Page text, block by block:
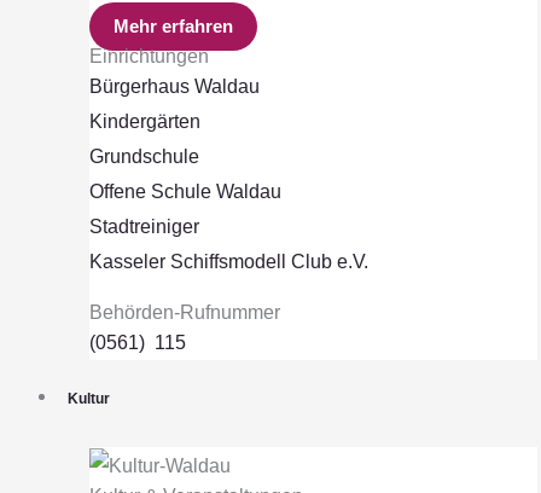
Mehr erfahren
Einrichtungen
Bürgerhaus Waldau
Kindergärten
Grundschule
Offene Schule Waldau
Stadtreiniger
Kasseler Schiffsmodell Club e.V.
Behörden-Rufnummer
(0561) 115
Kultur